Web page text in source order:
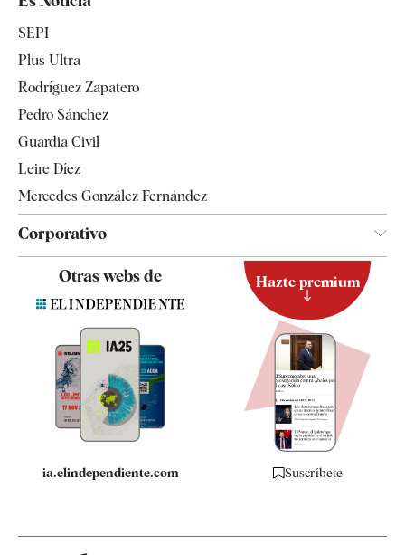
Televisión
SEPI
Plus Ultra
Rodríguez Zapatero
Pedro Sánchez
Guardia Civil
Leire Díez
Mercedes González Fernández
Corporativo
Contacto
Quiénes somos
Especificaciones
Otras webs de
ia.elindependiente.com
Hazte premium
Suscríbete